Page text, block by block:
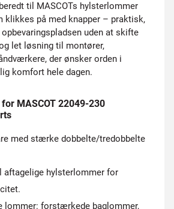
til MASCOTs hylsterlommer
klikkes på med knapper – praktisk,
uden at skifte
let løsning til montører,
der ønsker orden i
komfort hele dagen.
MASCOT 22049-230
med stærke dobbelte/tredobbelte
aftagelige hylsterlommer for
lommer: forstærkede baglommer,